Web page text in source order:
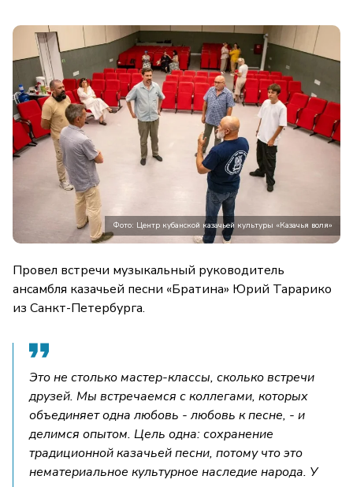
Фото: Центр кубанской казачьей культуры «Казачья воля»
Провел встречи музыкальный руководитель
ансамбля казачьей песни «Братина» Юрий Тарарико
из Санкт-Петербурга.
Это не столько мастер-классы, сколько встречи
друзей. Мы встречаемся с коллегами, которых
объединяет одна любовь - любовь к песне, - и
делимся опытом. Цель одна: сохранение
традиционной казачьей песни, потому что это
нематериальное культурное наследие народа. У